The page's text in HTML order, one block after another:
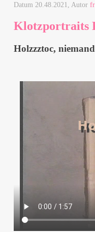
Datum20.48.2021, Autor
Klotzportraits
Holzzztoc,